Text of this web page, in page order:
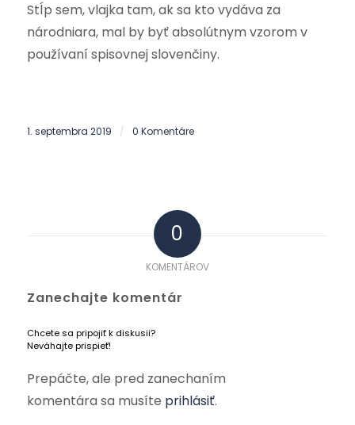
Stĺp sem, vlajka tam, ak sa kto vydáva za
národniara, mal by byť absolútnym vzorom v
používaní spisovnej slovenčiny.
1. septembra 2019 / 0 Komentáre
0
KOMENTÁROV
Zanechajte komentár
Chcete sa pripojiť k diskusii?
Neváhajte prispieť!
Prepáčte, ale pred zanechaním
komentára sa musíte prihlásiť.